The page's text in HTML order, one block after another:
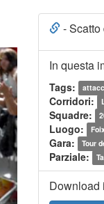
- Scatto
In questa
Tags:
Corridori:
Squadre:
Luogo:
Gara: Tour
Parziale:
Download